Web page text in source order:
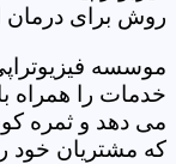
روش برای درمان
موسسه
خدمات را همراه
می دهد و ثمره
که مشتریان خود